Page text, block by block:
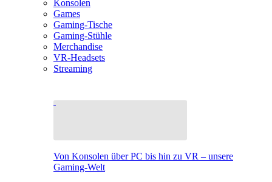
Konsolen
Games
Gaming-Tische
Gaming-Stühle
Merchandise
VR-Headsets
Streaming
Von Konsolen über PC bis hin zu VR – unsere
Gaming-Welt